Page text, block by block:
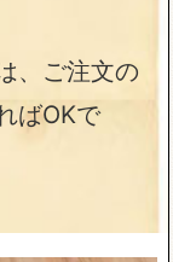
、ご注文の
ばOKで